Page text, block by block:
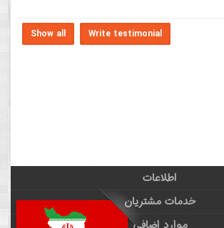
Write testimonial
Show all
اطلاعات
خدمات مشتریان